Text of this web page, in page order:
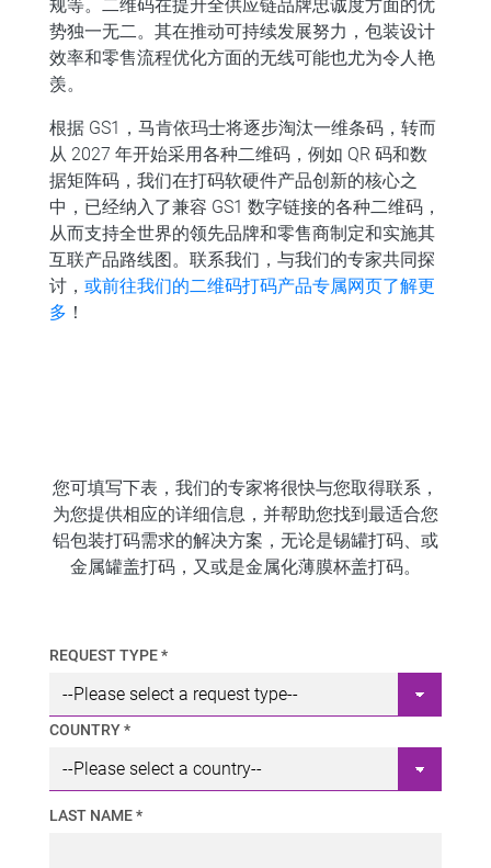
规等。二维码在提升全供应链品牌忠诚度方面的优
势独一无二。其在推动可持续发展努力，包装设计
效率和零售流程优化方面的无线可能也尤为令人艳
羡。
根据 GS1，马肯依玛士将逐步淘汰一维条码，转而
从 2027 年开始采用各种二维码，例如 QR 码和数
据矩阵码，我们在打码软硬件产品创新的核心之
中，已经纳入了兼容 GS1 数字链接的各种二维码，
从而支持全世界的领先品牌和零售商制定和实施其
互联产品路线图。联系我们，与我们的专家共同探
讨， 或前往我们的二维码打码产品专属网页了解更
多 ！
您可填写下表，我们的专家将很快与您取得联系，
为您提供相应的详细信息，并帮助您找到最适合您
铝包装打码需求的解决方案，无论是锡罐打码、或
金属罐盖打码，又或是金属化薄膜杯盖打码。
REQUEST TYPE *
COUNTRY *
LAST NAME *